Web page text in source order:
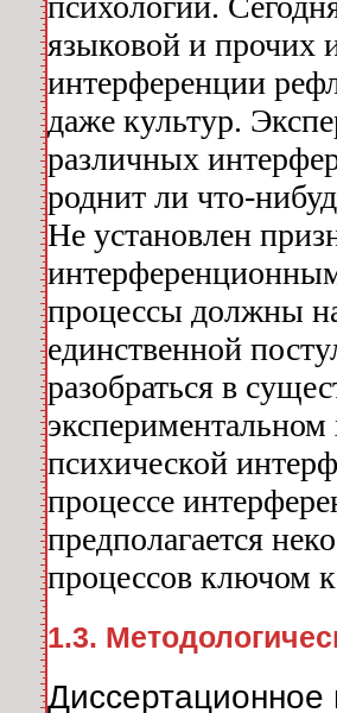
языковой и прочих
интерференции
даже культур.
различных
роднит ли что-
Не установлен
процессы должны
единственной
разобраться в
экспериментальном
психической
процессе
предполагается
процессов ключом
1.3.
Диссертационное